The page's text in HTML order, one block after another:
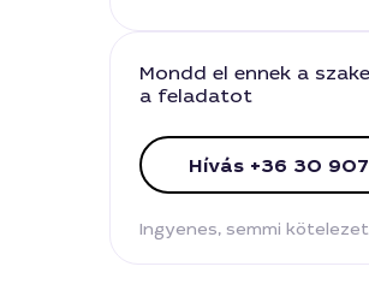
Mondd el ennek a
a feladatot
Hívás +36 30
Ingyenes, semmi